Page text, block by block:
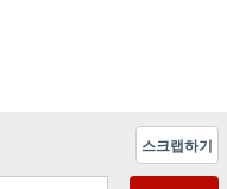
스크랩하기